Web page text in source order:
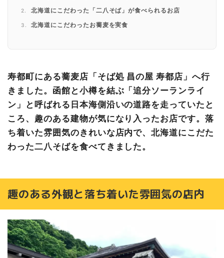
北海道にこだわった「二八そば」が食べられるお店
北海道にこだわったお蕎麦を実食
寿都町にある蕎麦店「そば処 昌の屋 寿都店」へ行
きました。函館と小樽を結ぶ「追分ソーランライ
ン」と呼ばれる日本海側沿いの道路を走っていたと
ころ、趣のある建物が気になり入ったお店です。落
ち着いた雰囲気のきれいな店内で、北海道にこだた
わった二八そばを食べてきました。
趣のある外観と落ち着いた雰囲気の店内